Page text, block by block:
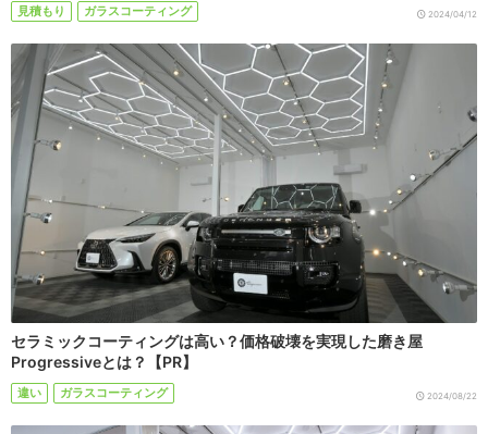
見積もり ガラスコーティング 2024/04/12
セラミックコーティングは高い？価格破壊を実現した磨き屋
Progressiveとは？【PR】
違い ガラスコーティング 2024/08/22